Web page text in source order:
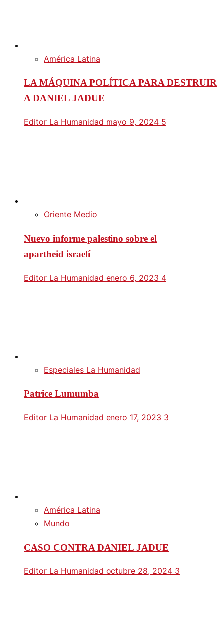
América Latina
LA MÁQUINA POLÍTICA PARA DESTRUIR
A DANIEL JADUE
Editor La Humanidad mayo 9, 2024 5
Oriente Medio
Nuevo informe palestino sobre el
apartheid israelí
Editor La Humanidad enero 6, 2023 4
Especiales La Humanidad
Patrice Lumumba
Editor La Humanidad enero 17, 2023 3
América Latina
Mundo
CASO CONTRA DANIEL JADUE
Editor La Humanidad octubre 28, 2024 3